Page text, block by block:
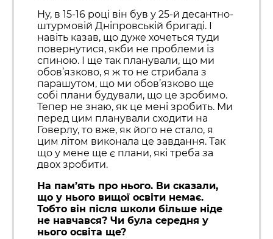
Ну, в 15-16 році він був у 25-й десантно-
штурмовій Дніпровській бригаді. І
навіть казав, що дуже хочеться туди
повернутися, якби не проблеми із
спиною. І ще так планували, що ми
обов’язково, я ж то не стрибала з
парашутом, що ми обов’язково ще
собі плани будували, що це зробимо.
Тепер не знаю, як це мені зробить. Ми
перед цим планували сходити на
Говерлу, то вже, як його не стало, я
цим літом виконала це завдання. Так
що у мене ще є плани, які треба за
двох зробити.
На пам’ять про нього. Ви сказали,
що у нього вищої освіти немає.
Тобто він після школи більше ніде
не навчався? Чи була середня у
нього освіта ще?